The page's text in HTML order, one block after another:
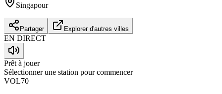
Singapour
Partager Explorer d'autres villes
EN DIRECT
Prêt à jouer
Sélectionner une station pour commencer
VOL70